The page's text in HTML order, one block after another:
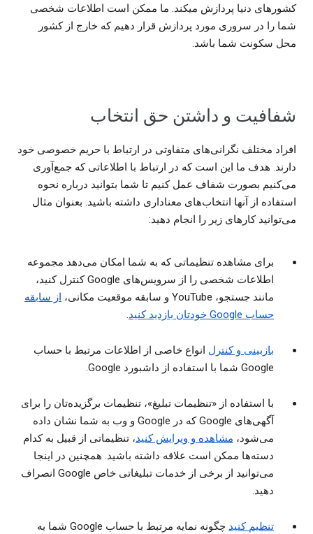
کشورهای دنیا پردازش میکند. ما ممکن است اطلاعات شخصی
شما را در سروری مورد پردازش قرار دهیم که خارج از کشور
محل سکونت شما باشد.
شفافیت و داشتن حق انتخاب
افراد مختلف نگرانی‌های متفاوتی در ارتباط با حریم خصوصی خود
دارند. هدف ما این است که در ارتباط با اطلاعاتی که جمع‌آوری
می‌کنیم بصورت شفاف عمل کنیم تا شما بتوانید درباره نحوه
استفاده از آنها انتخاب‌های معناداری داشته باشید. بعنوان مثال
می‌توانید کارهای زیر را انجام دهید:
برای مشاهده تنظیماتی که به شما امکان می‌دهد مجموعه
اطلاعات شخصی را از سرویس‌های Google کنترل کنید،
مانند جستجو، YouTube و سابقه موقعیت مکانی،
از سابقه
حساب Google خودتان بازدید کنید
.
بازبینی و کنترل انواع خاصی از اطلاعات مرتبط با حساب
Google شما با استفاده از داشبورد Google.
با استفاده از «تنظیمات تبلیغ»، تنظیمات برگزیده‌تان را برای
آگهی‌های Google که در Google و وب به شما نشان داده
می‌شود، مشاهده و ویرایش کنید، تنظیماتی از قبیل به کدام
دسته‌ها ممکن است علاقه داشته باشید. همچنین در اینجا
می‌توانید از برخی از خدمات تبلیغاتی خاص Google انصراف
دهید.
تنظیم کنید چگونه نمایه مرتبط با حساب Google شما به